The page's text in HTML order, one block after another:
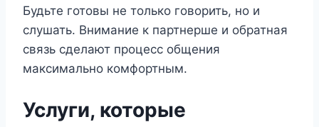
Будьте готовы не только говорить, но и
слушать. Внимание к партнерше и обратная
связь сделают процесс общения
максимально комфортным.
Услуги, которые